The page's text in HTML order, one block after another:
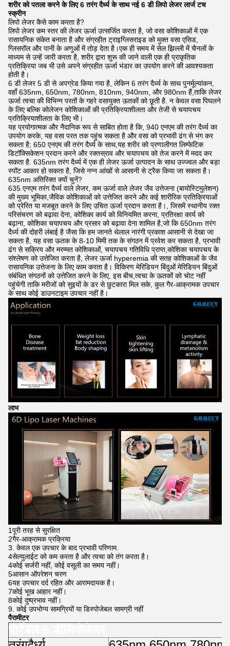
शरीर को पतला करने के लिए 6 तरंग दैर्ध्य के साथ नई 6 डी लिपो लेजर लार्ज टच
स्क्रीन
लिपो लेजर कैसे काम करता है?
लिपो लेजर कम स्तर की लेजर ऊर्जा उत्सर्जित करता है, जो वसा कोशिकाओं में एक
रासायनिक संकेत बनाता है और संग्रहीत ट्राइग्लिसराइड को मुक्त वसा एसिड,
ग्लिसरॉल और पानी के अणुओं में तोड़ देता है।एक ही समय में सेल झिल्ली में चैनलों के
माध्यम से उन्हें जारी करता है, शरीर द्वारा शुरू की जाने वाली एक ही प्राकृतिक
प्रतिक्रिया जब भी उसे अपने संग्रहीत ऊर्जा भंडार का उपयोग करने की आवश्यकता
होती है।
6 डी लेजर 5 डी से अपग्रेड किया गया है, लेकिन 6 तरंग दैर्ध्य के साथ पुनर्मूल्यांकन,
वहाँ 635nm, 650nm, 780nm, 810nm, 940nm, और 980nm हैं,ताकि लेजर
ऊर्जा त्वचा की विभिन्न परतों के गहरे वसायुक्त ऊतकों को छूती है. न केवल वसा पिघलने
के लिए बल्कि कोलेजन कोशिकाओं की प्रतिक्रियाशीलता और तेजी से चयापचय
प्रतिक्रियाशीलता के लिए भी।
यह प्रयोगात्मक और नैदानिक रूप से साबित होता है कि, 940 एनएम की तरंग दैर्ध्य का
उपयोग करके, यह वसा परत तक पहुंच सकता है और वसा को प्रभावी ढंग से भंग कर
सकता है; 650 एनएम की तरंग दैर्ध्य के साथ,यह शरीर को प्रणालीगत लिम्फेटिक
डिटॉक्सिकेशन प्रदान करने और रक्तस्राव और चयापचय को तेज करने में मदद कर
सकता है. 635nm तरंग दैर्ध्य में एक ही लेजर ऊर्जा उत्पादन के साथ उज्ज्वल और बड़ा
स्पॉट आकार हो सकता है, जिसे नग्न आंखों से आसानी से ट्रैक किया जा सकता है।
635nm अतिरिक्त क्यों चुनें?
635 एनएम तरंग दैर्ध्य वाले लेजर, कम ऊर्जा वाले लेजर जैव उत्तेजना (बायोस्टिमुलेशन)
की मुख्य भूमिका,जैविक कोशिकाओं को उत्तेजित करने और कई शारीरिक प्रतिक्रियाओं
को प्रेरित या मजबूत करने के लिए उचित ऊर्जा प्रदान करता है।, जिसमें स्थानीय रक्त
परिसंचरण को बढ़ावा देना, कोशिका कार्य को विनियमित करना, प्रतिरक्षा कार्य को
बढ़ाना, कोशिका चयापचय और प्रसार को बढ़ावा देना शामिल है,जो कि 650nm तरंग
दैर्ध्य की दोहरी लंबाई है जैसा कि हम जानते थेलाल नारंगी प्रकाश आसानी से देखा जा
सकता है, यह वसा ऊतक के 8-10 मिमी तक के संगठन में प्रवेश कर सकता है, प्रभावी
ढंग से सक्रिय और मरम्मत कोशिकाओं, चयापचय गतिविधि प्राप्त,कोशिका चयापचय के
संश्लेषण को उत्तेजित करता है, लेजर ऊर्जा hyperemia की सतह कोशिकाओं के जैव
रासायनिक उत्तेजना के लिए काम करता है। विकिरण मेरिडियन बिंदुओं मेरिडियन बिंदुओं
संबंधित संगठनों को उत्तेजित करने के लिए, इस बीच,त्वचा के ऊतकों को चोट नहीं
पहुंचेगी ताकि मरीजों को सुइयों के डर से छुटकारा मिल सके, कुल गैर-आक्रामक उपचार
के साथ कोई डाउनटाइम उपचार नहीं है।
लाभ
1पूरी तरह से सुरक्षित
2गैर-आक्रामक प्रक्रिया
3. केवल एक उपचार के बाद प्रभावी परिणाम.
4सेल्युलाईट को कम करता है और त्वचा को तंग करता है।
4कोई सर्जरी नहीं, कोई वसूली का समय नहीं।
5आसान ऑपरेशन चरण
6यह उपचार दर्द रहित और आरामदायक है।
7कोई भूख आहार नहीं।
8कोई दुष्प्रभाव नहीं।
9. कोई उपभोग्य सामग्रियों या डिस्पोजेबल सामग्री नहीं
पैरामीटर